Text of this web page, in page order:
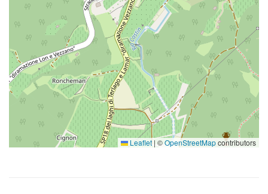
Matrimonio a Ciago
Saluti da Ciago con tre scorci
Scalinata verso la chiesa di Ciago
Leaflet | ©OpenStreetMapcontributors